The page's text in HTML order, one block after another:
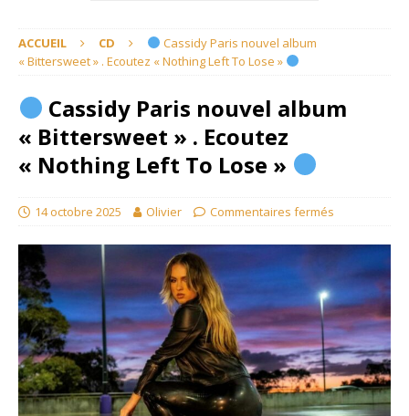
ACCUEIL CD
Cassidy Paris nouvel album
« Bittersweet » . Ecoutez « Nothing Left To Lose »
Cassidy Paris nouvel album
« Bittersweet » . Ecoutez
« Nothing Left To Lose »
14 octobre 2025 Olivier Commentaires fermés